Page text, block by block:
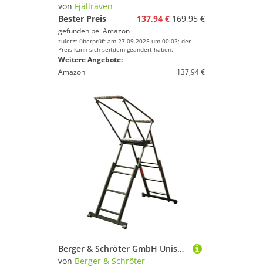
von Fjällräven
Bester Preis
137,94 € 169,95 €
gefunden bei Amazon
zuletzt überprüft am 27.09.2025 um 00:03; der
Preis kann sich seitdem geändert haben.
Weitere Angebote:
Amazon
137,94 €
Berger & Schröter GmbH Unisex – Erwachsene Aluminium Ansitzstuhl mit Verlängerung, Jagdgrün, Groß
von Berger & Schröter